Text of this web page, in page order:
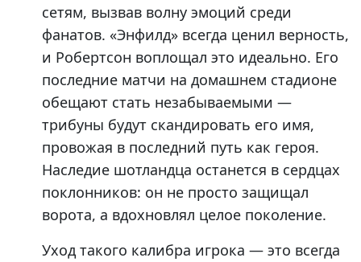
сетям, вызвав волну эмоций среди
фанатов. «Энфилд» всегда ценил верность,
и Робертсон воплощал это идеально. Его
последние матчи на домашнем стадионе
обещают стать незабываемыми —
трибуны будут скандировать его имя,
провожая в последний путь как героя.
Наследие шотландца останется в сердцах
поклонников: он не просто защищал
ворота, а вдохновлял целое поколение.
Уход такого калибра игрока — это всегда